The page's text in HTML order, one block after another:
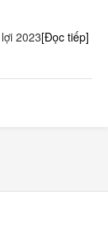
2023[Đọc tiếp]